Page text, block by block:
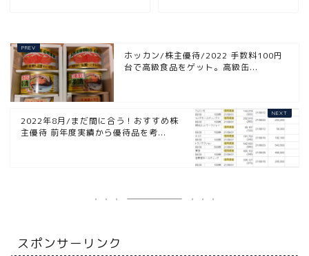
ホッカン/株主優待/2022 手数料100円
台で高級食品をゲット。高級缶...
2022年8月/まだ間に合う！おすすめ株
主優待 前年度実績から優待品を考...
スポンサーリンク